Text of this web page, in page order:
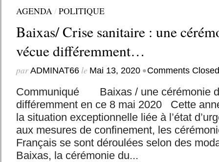
AGENDA/POLITIQUE
Baixas/ Crise sanitaire : une
vécue différemment…
par ADMINAT66le Mai 13, 2020 •Comments Closed
Communiqué Baixas / une cérémonie
différemment en ce 8 mai 2020 Cette
la situation exceptionnelle liée à l’état
aux mesures de confinement, les
Français se sont déroulées selon des
Baixas, la cérémonie du...